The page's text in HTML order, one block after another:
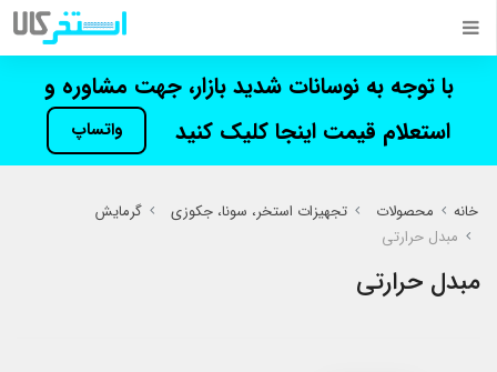
با توجه به نوسانات شدید بازار، جهت مشاوره و
استعلام قیمت اینجا کلیک کنید
واتساپ
خانه محصولات تجهیزات استخر، سونا، جکوزی
گرمایش
مبدل حرارتی
مبدل حرارتی